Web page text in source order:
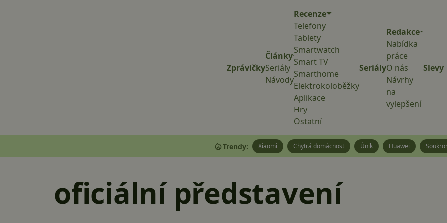
Zprávičky
Články
Seriály
Návody
Recenze
Telefony
Tablety
Smartwatch
Smart TV
Smarthome
Elektrokoloběžky
Aplikace
Hry
Ostatní
Seriály
Redakce
Nabídka
práce
O nás
Návrhy
na
vylepšení
Slevy
Trendy: Xiaomi Chytrá domácnost Únik Huawei
oficiální představení